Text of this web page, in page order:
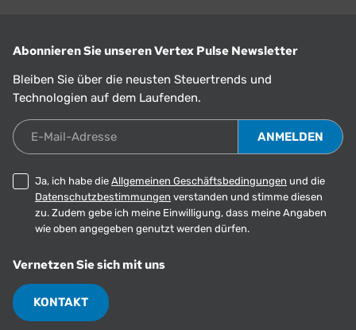
Abonnieren Sie unseren Vertex Pulse Newsletter
Bleiben Sie über die neusten Steuertrends und
Technologien auf dem Laufenden.
E-Mail-Adresse
Ja, ich habe die Allgemeinen Geschäftsbedingungen und die
Datenschutzbestimmungen verstanden und stimme diesen
zu. Zudem gebe ich meine Einwilligung, dass meine Angaben
wie oben angegeben genutzt werden dürfen.
Vernetzen Sie sich mit uns
KONTAKT